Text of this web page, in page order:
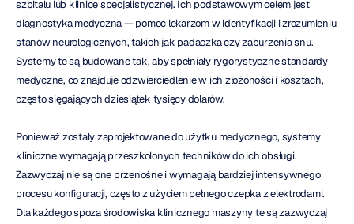
szpitalu lub klinice specjalistycznej. Ich podstawowym celem jest
diagnostyka medyczna — pomoc lekarzom w identyfikacji i zrozumieniu
stanów neurologicznych, takich jak padaczka czy zaburzenia snu.
Systemy te są budowane tak, aby spełniały rygorystyczne standardy
medyczne, co znajduje odzwierciedlenie w ich złożoności i kosztach,
często sięgających dziesiątek tysięcy dolarów.
Ponieważ zostały zaprojektowane do użytku medycznego, systemy
kliniczne wymagają przeszkolonych techników do ich obsługi.
Zazwyczaj nie są one przenośne i wymagają bardziej intensywnego
procesu konfiguracji, często z użyciem pełnego czepka z elektrodami.
Dla każdego spoza środowiska klinicznego maszyny te są zazwyczaj